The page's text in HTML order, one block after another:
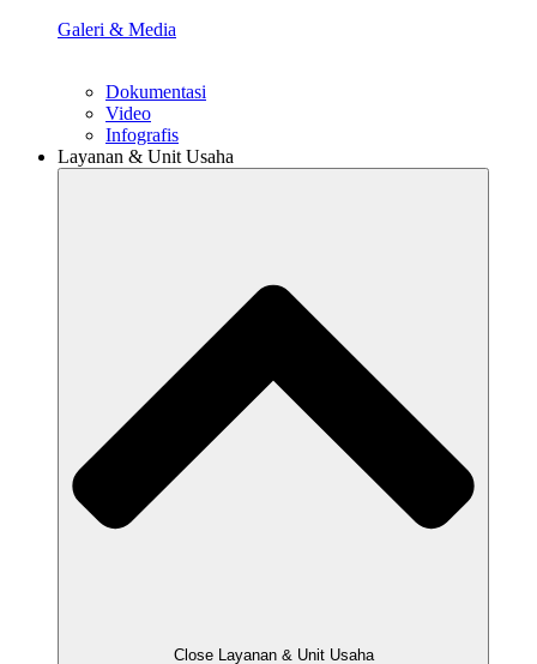
Galeri & Media
Dokumentasi
Video
Infografis
Layanan & Unit Usaha
Close Layanan & Unit Usaha